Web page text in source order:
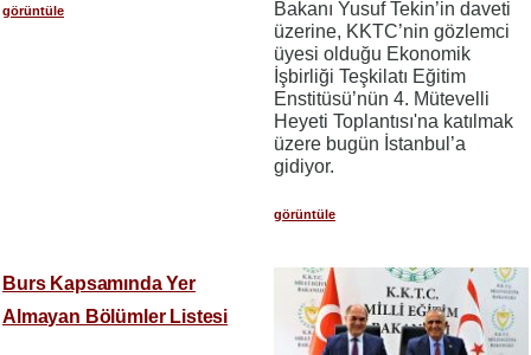
görüntüle
Bakanı Yusuf Tekin’in daveti
üzerine, KKTC’nin gözlemci
üyesi olduğu Ekonomik
İşbirliği Teşkilatı Eğitim
Enstitüsü’nün 4. Mütevelli
Heyeti Toplantısı'na katılmak
üzere bugün İstanbul’a
gidiyor.
görüntüle
Burs Kapsamında Yer
Almayan Bölümler Listesi